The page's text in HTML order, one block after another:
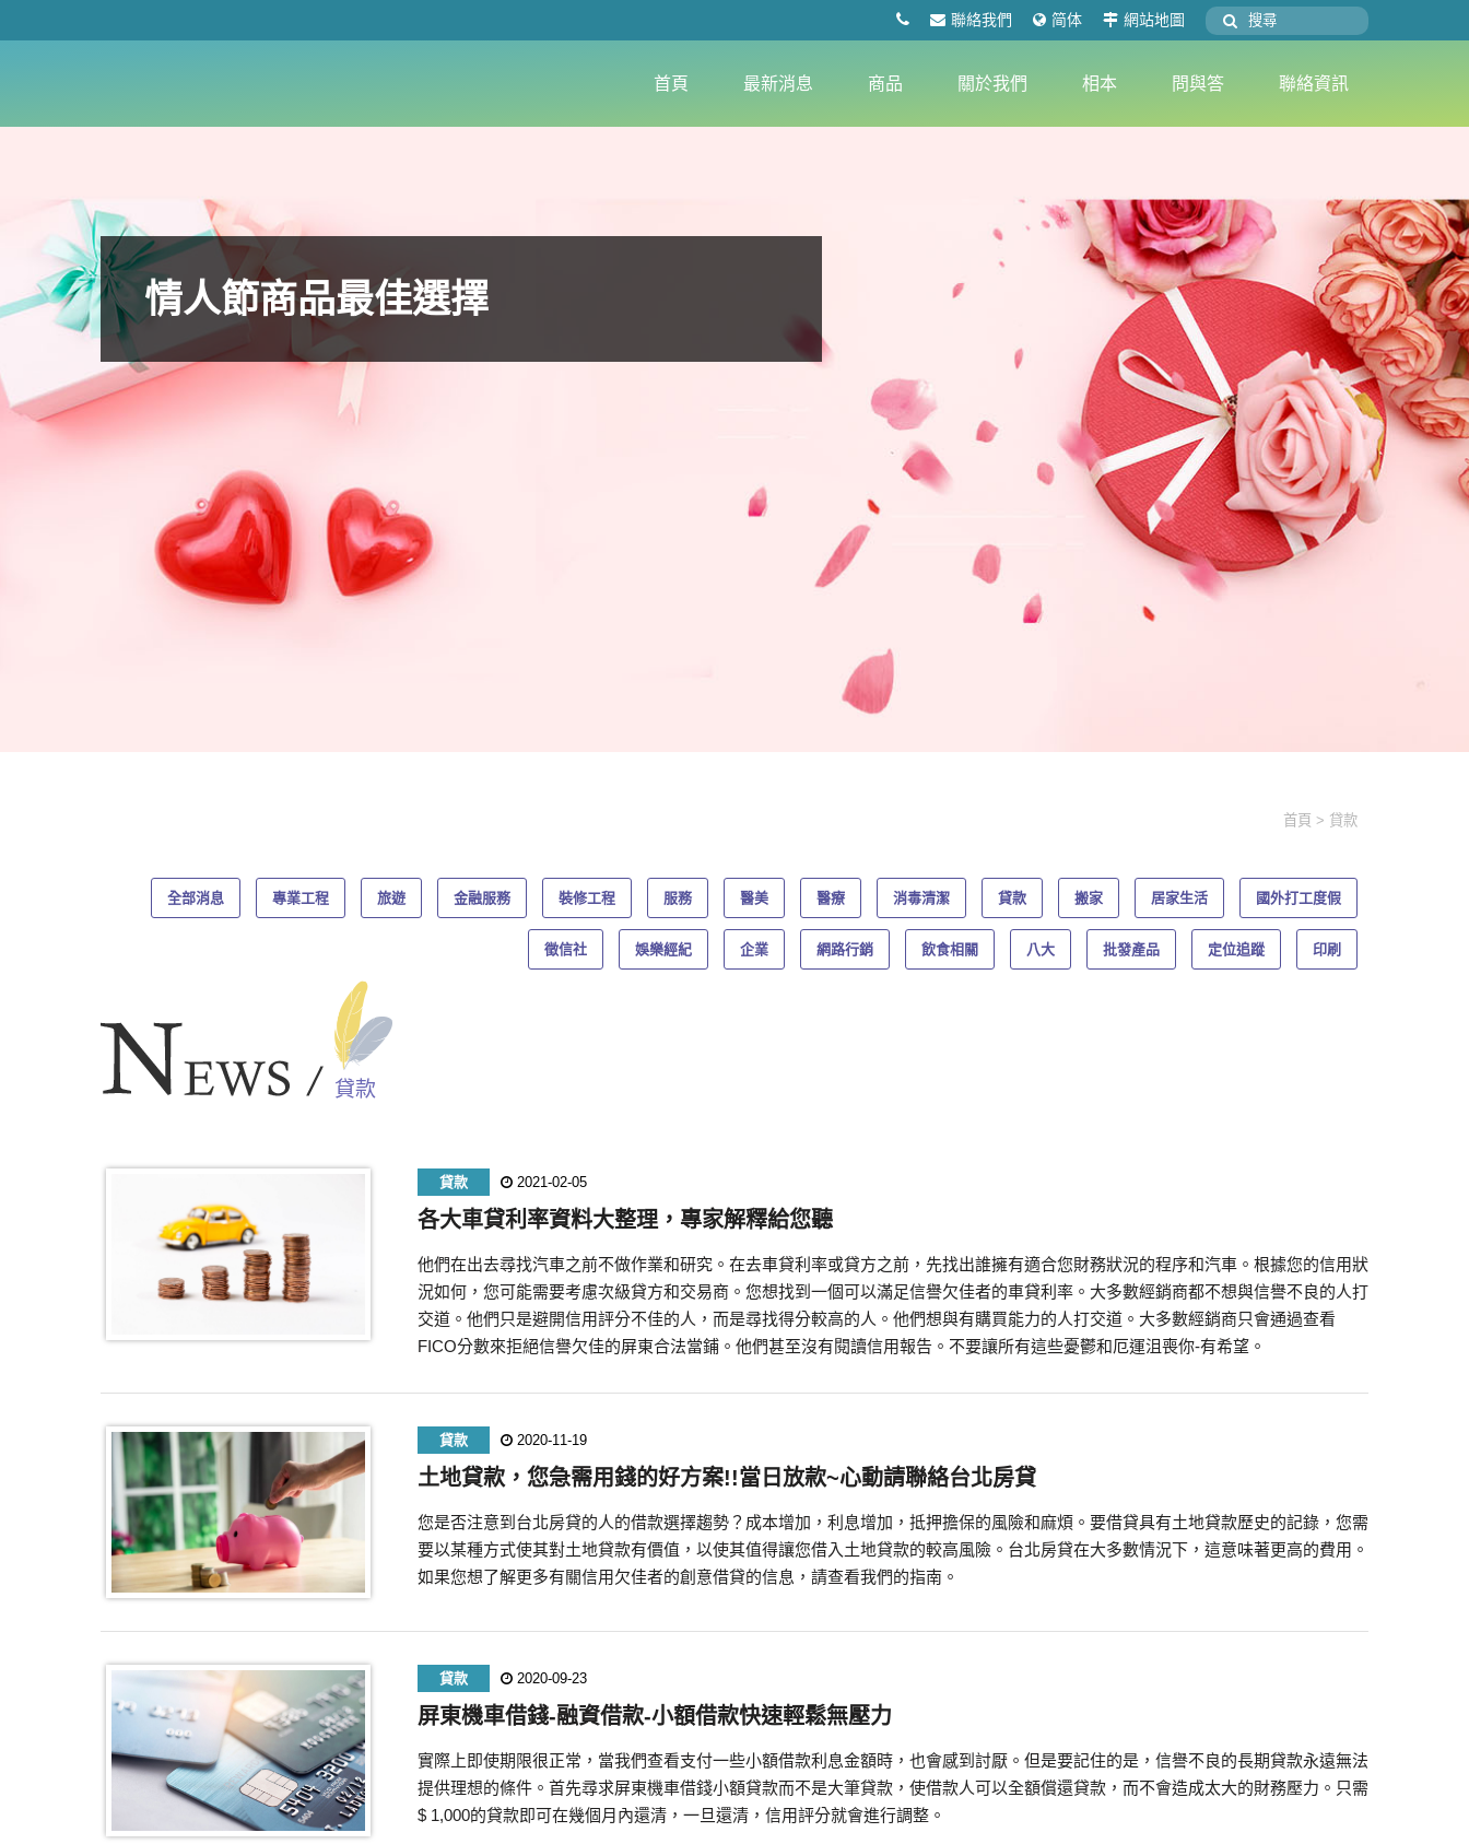
聯絡我們 简体 網站地圖
首頁 最新消息 商品 關於我們 相本 問與答 聯絡資訊
情人節商品最佳選擇
首頁 貸款
全部消息 專業工程 旅遊 金融服務 裝修工程 服務 醫美 醫療 消毒清潔 貸款 搬家 居家生活 國外打工度假
徵信社 娛樂經紀 企業 網路行銷 飲食相關 八大 批發產品 定位追蹤 印刷
貸款
貸款 2021-02-05
各大車貸利率資料大整理，專家解釋給您聽
他們在出去尋找汽車之前不做作業和研究。在去車貸利率或貸方之前，先找出誰擁有適合您財務狀況的程序和汽車。根據您的信用狀
況如何，您可能需要考慮次級貸方和交易商。您想找到一個可以滿足信譽欠佳者的車貸利率。大多數經銷商都不想與信譽不良的人打
交道。他們只是避開信用評分不佳的人，而是尋找得分較高的人。他們想與有購買能力的人打交道。大多數經銷商只會通過查看
FICO分數來拒絕信譽欠佳的屏東合法當鋪。他們甚至沒有閱讀信用報告。不要讓所有這些憂鬱和厄運沮喪你-有希望。
貸款 2020-11-19
土地貸款，您急需用錢的好方案!!當日放款~心動請聯絡台北房貸
您是否注意到台北房貸的人的借款選擇趨勢？成本增加，利息增加，抵押擔保的風險和麻煩。要借貸具有土地貸款歷史的記錄，您需
要以某種方式使其對土地貸款有價值，以使其值得讓您借入土地貸款的較高風險。台北房貸在大多數情況下，這意味著更高的費用。
如果您想了解更多有關信用欠佳者的創意借貸的信息，請查看我們的指南。
貸款 2020-09-23
屏東機車借錢-融資借款-小額借款快速輕鬆無壓力
實際上即使期限很正常，當我們查看支付一些小額借款利息金額時，也會感到討厭。但是要記住的是，信譽不良的長期貸款永遠無法
提供理想的條件。首先尋求屏東機車借錢小額貸款而不是大筆貸款，使借款人可以全額償還貸款，而不會造成太大的財務壓力。只需
$ 1,000的貸款即可在幾個月內還清，一旦還清，信用評分就會進行調整。